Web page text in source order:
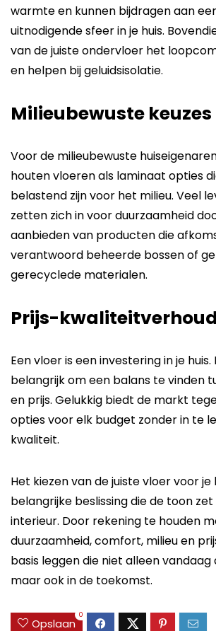
warmte en kunnen bijdragen aan
uitnodigende sfeer in je huis.
van de juiste ondervloer het
en helpen bij geluidsisolatie.
Milieubewuste keuzes
Voor de milieubewuste
houten vloeren als laminaat opties
belastend zijn voor het milieu. Veel
zetten zich in voor duurzaamheid
aanbieden van producten die
verantwoord beheerde bossen of
gerecyclede materialen.
Prijs-
Een vloer is een investering in je
belangrijk om een balans te vinden
en prijs. Gelukkig biedt de markt
opties voor elk budget zonder in te
kwaliteit.
Het kiezen van de juiste vloer voor je
belangrijke beslissing die de toon
interieur. Door rekening te houden
duurzaamheid, comfort, milieu en
basis leggen die niet alleen vandaag
maar ook in de toekomst.
Opslaan
0